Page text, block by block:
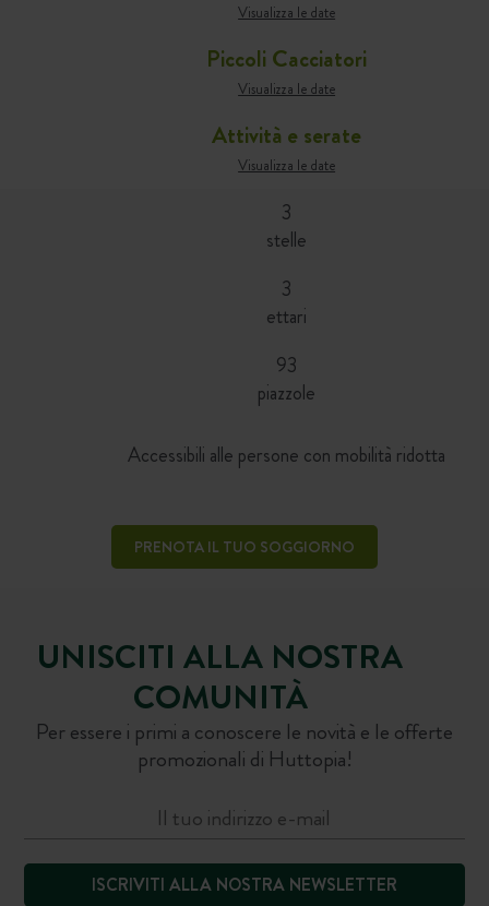
Visualizza le date
Piccoli Cacciatori
Visualizza le date
Attività e serate
Visualizza le date
3
stelle
3
ettari
93
piazzole
Accessibili alle persone con mobilità ridotta
PRENOTA IL TUO SOGGIORNO
UNISCITI ALLA NOSTRA
COMUNITÀ
Per essere i primi a conoscere le novità e le offerte
promozionali di Huttopia!
ISCRIVITI ALLA NOSTRA NEWSLETTER